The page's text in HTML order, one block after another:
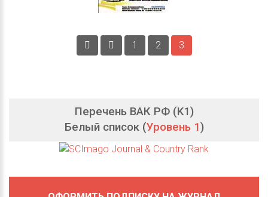
1 2 3
Перечень ВАК РФ (K1)
Белый список (Уровень 1)